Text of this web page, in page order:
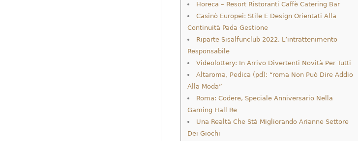
Horeca – Resort Ristoranti Caffè Catering Bar
Casinò Europei: Stile E Design Orientati Alla
Continuità Pada Gestione
Riparte Sisalfunclub 2022, L’intrattenimento
Responsabile
Videolottery: In Arrivo Divertenti Novità Per Tutti
Altaroma, Pedica (pd): “roma Non Può Dire Addio
Alla Moda”
Roma: Codere, Speciale Anniversario Nella
Gaming Hall Re
Una Realtà Che Stà Migliorando Arianne Settore
Dei Giochi